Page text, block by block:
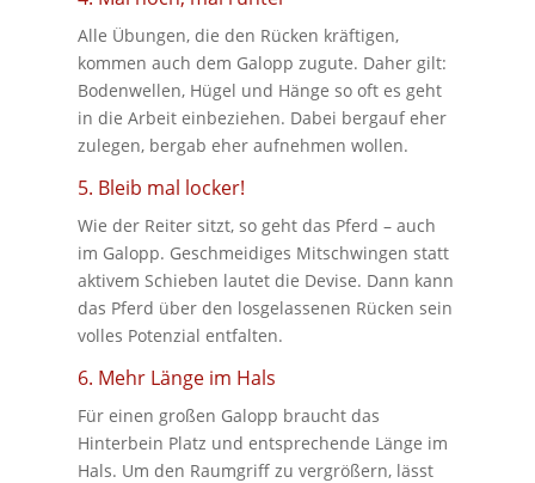
Alle Übungen, die den Rücken kräftigen,
kommen auch dem Galopp zugute. Daher gilt:
Bodenwellen, Hügel und Hänge so oft es geht
in die Arbeit einbeziehen. Dabei bergauf eher
zulegen, bergab eher aufnehmen wollen.
5. Bleib mal locker!
Wie der Reiter sitzt, so geht das Pferd – auch
im Galopp. Geschmeidiges Mitschwingen statt
aktivem Schieben lautet die Devise. Dann kann
das Pferd über den losgelassenen Rücken sein
volles Potenzial entfalten.
6. Mehr Länge im Hals
Für einen großen Galopp braucht das
Hinterbein Platz und entsprechende Länge im
Hals. Um den Raumgriff zu vergrößern, lässt